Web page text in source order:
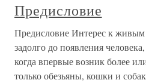
Предисловие
Предисловие Интерес к
задолго до появления
когда впервые возник более
только обезьяны, кошки и